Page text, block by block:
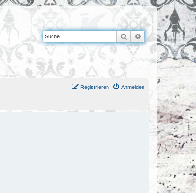
Suche Erweiterte Suche
Anmelden
Registrieren